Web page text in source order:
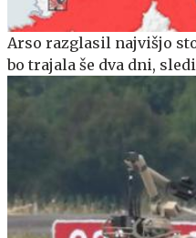
Arso razglasil najvišjo
bo trajala še dva dni,